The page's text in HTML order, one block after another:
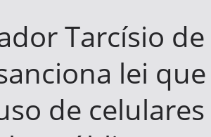
Tarcísio de
lei que
de celulares